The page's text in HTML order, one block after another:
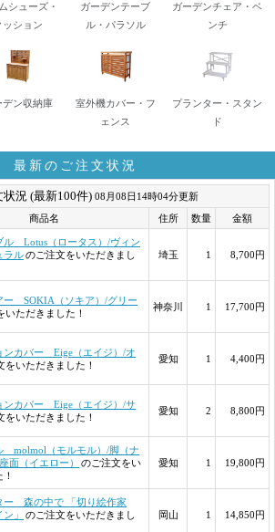
シューズ・
ッション
ガーデンテーブ
ル・パラソル
ガーデンチェア・ベ
ンチ
デン収納庫
室外機カバー・フ
ェンス
プランター・スタン
ド
最新のご注文状況